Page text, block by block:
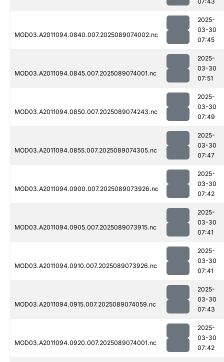
MOD03.A2011094.0840.007.2025089074002.nc
2025-
03-30
07:45
MOD03.A2011094.0845.007.2025089074001.nc
2025-
03-30
07:51
MOD03.A2011094.0850.007.2025089074243.nc
2025-
03-30
07:49
MOD03.A2011094.0855.007.2025089074305.nc
2025-
03-30
07:47
MOD03.A2011094.0900.007.2025089073926.nc
2025-
03-30
07:42
MOD03.A2011094.0905.007.2025089073915.nc
2025-
03-30
07:41
MOD03.A2011094.0910.007.2025089073926.nc
2025-
03-30
07:41
MOD03.A2011094.0915.007.2025089074059.nc
2025-
03-30
07:43
MOD03.A2011094.0920.007.2025089074001.nc
2025-
03-30
07:42